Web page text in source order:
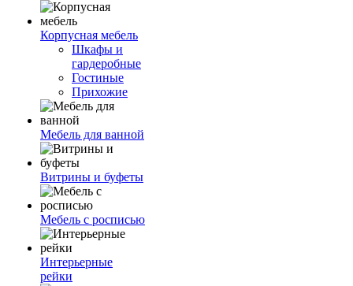
Корпусная мебель
Шкафы и
гардеробные
Гостиные
Прихожие
Мебель для ванной
Витрины и буфеты
Мебель с росписью
Интерьерные
рейки